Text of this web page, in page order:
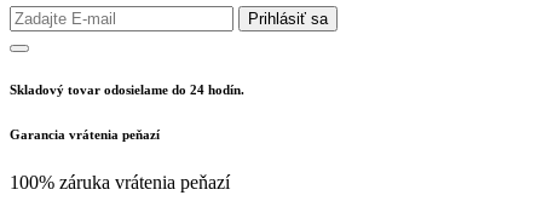
Prihlásiť sa
Skladový tovar odosielame do 24 hodín.
Garancia vrátenia peňazí
100% záruka vrátenia peňazí